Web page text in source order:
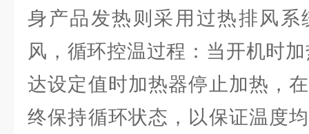
身产品发热则采用过热排风系
风，循环控温过程：当开机时
达设定值时加热器停止加热，
终保持循环状态，以保证温度